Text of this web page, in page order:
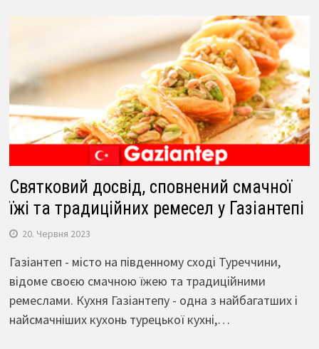
Святковий досвід, сповнений смачної
їжі та традиційних ремесел у Газіантепі
20. Червня 2023
Газіантеп - місто на південному сході Туреччини,
відоме своєю смачною їжею та традиційними
ремеслами. Кухня Газіантепу - одна з найбагатших і
найсмачніших кухонь турецької кухні,…